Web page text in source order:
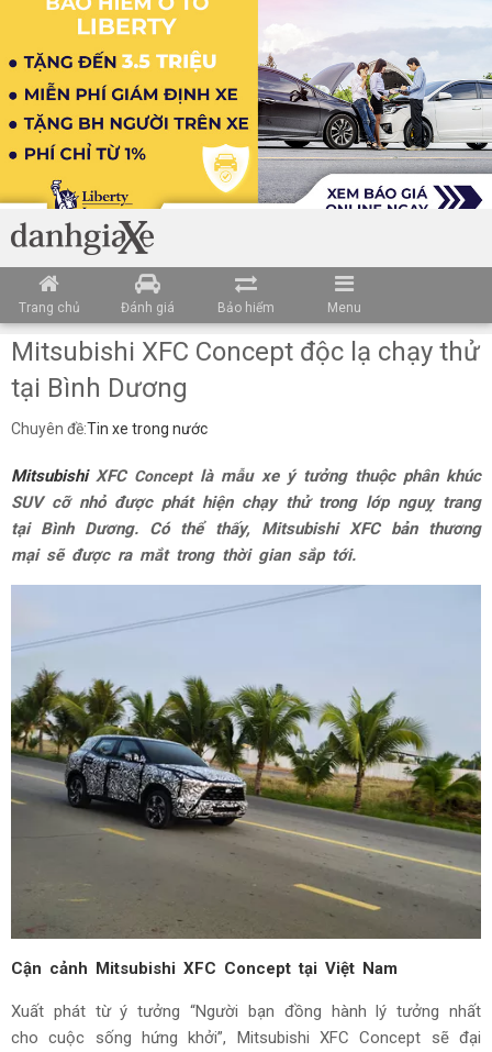
Trang chủ Đánh giá Bảo hiểm Menu
Mitsubishi XFC Concept độc lạ chạy thử
tại Bình Dương
Chuyên đề:Tin xe trong nước
MitsubishiXFC Conceptlà mẫu xe ý tưởng thuộc phân khúc
SUV cỡ nhỏ được phát hiện chạy thử trong lớp nguỵ trang
tại Bình Dương. Có thể thấy, Mitsubishi XFC bản thương
mại sẽ được ra mắt trong thời gian sắp tới.
Cận cảnh Mitsubishi XFC Concept tại Việt Nam
Xuất phát từ ý tưởng “Người bạn đồng hành lý tưởng nhất
cho cuộc sống hứng khởi”, Mitsubishi XFC Concept sẽ đại